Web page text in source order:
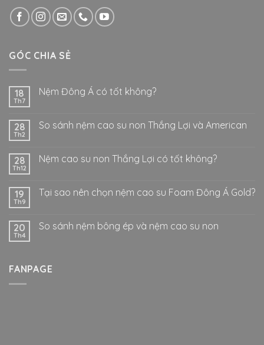
GÓC CHIA SẺ
18
Th7
Nệm Đông Á có tốt không?
28
Th2
So sánh nệm cao su non Thắng Lợi và American
28
Th12
Nệm cao su non Thắng Lợi có tốt không?
19
Th9
Tại sao nên chọn nệm cao su Foam Đông Á Gold?
20
Th4
So sánh nệm bông ép và nệm cao su non
FANPAGE